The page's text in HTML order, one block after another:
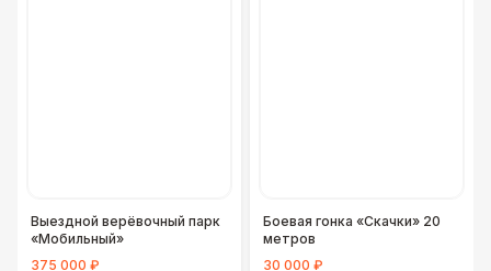
Выездной верёвочный парк
«Мобильный»
375 000 ₽
Боевая гонка «Скачки» 20
метров
30 000 ₽